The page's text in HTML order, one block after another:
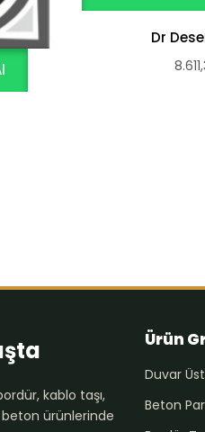
Dr
kablo taşı,
ürünlerinde
Ürün
Duvar
Beton